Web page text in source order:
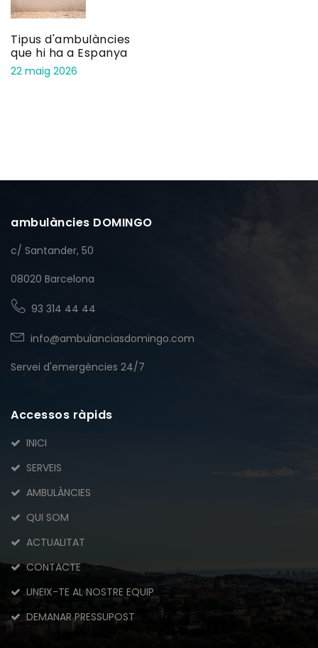
Tipus d'ambulàncies
que hi ha a Espanya
22 maig 2026
ambulàncies DOMINGO
c/ Santander, 50
08020 Barcelona
93 314 44 44
info@ambulanciasdomingo.com
Servei d'emergències 24/7
Accessos ràpids
INICI
SERVEIS
AMBULÀNCIES
QUI SOM
ACTUALITAT
CONTACTE
UNEIX-TE AL NOSTRE EQUIP
DEMANAR PRESSUPOST